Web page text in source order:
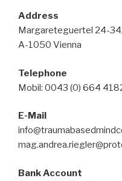
Address
Margareteguertel 24-
A-1050 Vienna
Telephone
Mobil: 0043 (0) 664
E-Mail
Bank Account